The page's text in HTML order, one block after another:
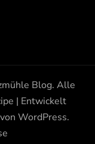
Blog. Alle
| Entwickelt
WordPress.